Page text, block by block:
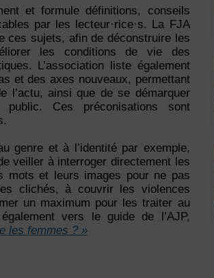
et formule définitions, conseils
par les lecteur·rice·s. La FJA
ces sujets, afin de déconstruire les
les conditions de vie des
L’association liste également
et des axes nouveaux, permettant
l’actu, ainsi que de se démarquer
Ces préconisations sont
genre et à l’identité par exemple,
veiller à interroger directement les
mots et leurs images pour ne pas
clichés, à couvrir les violences
un maximum pour les traiter au
vers le guide de l’AJP,
les femmes ? »